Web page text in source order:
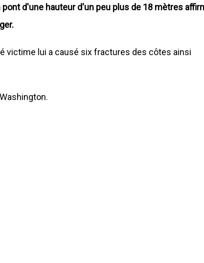
d'une hauteur d'un peu plus de 18 mètres
victime lui a causé six fractures des côtes ainsi